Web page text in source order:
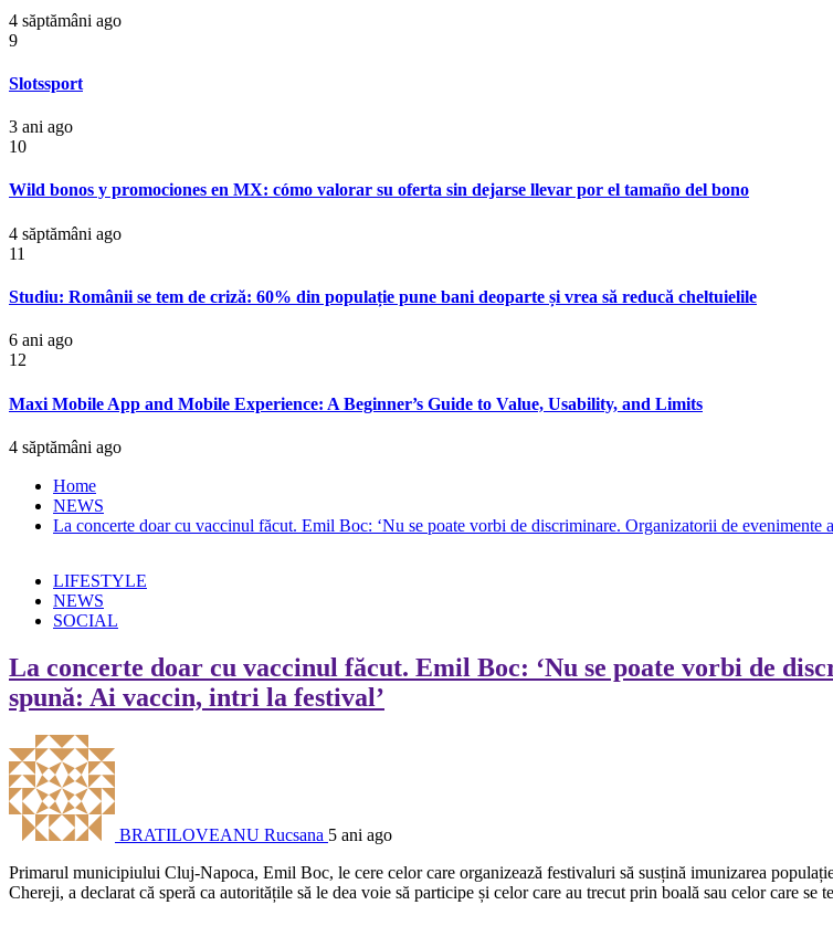
4 săptămâni ago
9
Slotssport
3 ani ago
10
Wild bonos y promociones en MX: cómo valorar su oferta sin dejarse llevar por el tamaño del bono
4 săptămâni ago
11
Studiu: Românii se tem de criză: 60% din populație pune bani deoparte și vrea să reducă cheltuielile
6 ani ago
12
Maxi Mobile App and Mobile Experience: A Beginner’s Guide to Value, Usability, and Limits
4 săptămâni ago
Home
NEWS
La concerte doar cu vaccinul făcut. Emil Boc: ‘Nu se poate vorbi de discriminare. Organizatorii de evenimente
LIFESTYLE
NEWS
SOCIAL
La concerte doar cu vaccinul făcut. Emil Boc: ‘Nu se poate vorbi de
spună: Ai vaccin, intri la festival’
BRATILOVEANU Rucsana 5 ani ago
Primarul municipiului Cluj-Napoca, Emil Boc, le cere celor care organizează festivaluri să susțină imunizarea
Chereji, a declarat că speră ca autoritățile să le dea voie să participe și celor care au trecut prin boală sau celor care